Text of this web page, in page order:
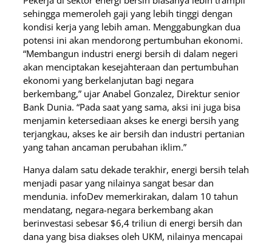
sehingga memeroleh gaji yang lebih tinggi dengan
kondisi kerja yang lebih aman. Menggabungkan dua
potensi ini akan mendorong pertumbuhan ekonomi.
“Membangun industri energi bersih di dalam negeri
akan menciptakan kesejahteraan dan pertumbuhan
ekonomi yang berkelanjutan bagi negara
berkembang,” ujar Anabel Gonzalez, Direktur senior
Bank Dunia. “Pada saat yang sama, aksi ini juga bisa
menjamin ketersediaan akses ke energi bersih yang
terjangkau, akses ke air bersih dan industri pertanian
yang tahan ancaman perubahan iklim.”
Hanya dalam satu dekade terakhir, energi bersih telah
menjadi pasar yang nilainya sangat besar dan
mendunia. infoDev memerkirakan, dalam 10 tahun
mendatang, negara-negara berkembang akan
berinvestasi sebesar $6,4 triliun di energi bersih dan
dana yang bisa diakses oleh UKM, nilainya mencapai